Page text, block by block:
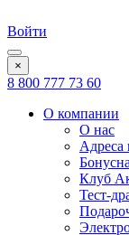
Войти
×
8 800 777 73 60
О компании
О нас
Адреса
Клуб
Тест-